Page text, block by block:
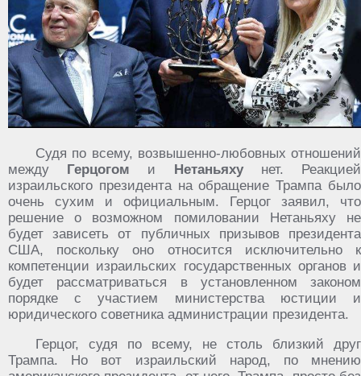
Судя по всему, возвышенно-любовных отношений
между
Герцогом и Нетаньяху нет. Реакцией
израильского президента на обращение Трампа было
очень сухим и официальным. Герцог заявил, что
решение о возможном помиловании Нетаньяху не
будет зависеть от публичных призывов президента
США, поскольку оно относится исключительно к
компетенции израильских государственных органов и
будет рассматриваться в установленном законом
порядке с участием министерства юстиции и
юридического советника администрации президента.
Герцог, судя по всему, не столь близкий друг
Трампа. Но вот израильский народ, по мнению